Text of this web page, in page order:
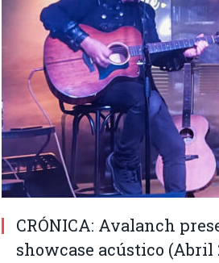
CRÓNICA: Avalanch
showcase acústico (Abril